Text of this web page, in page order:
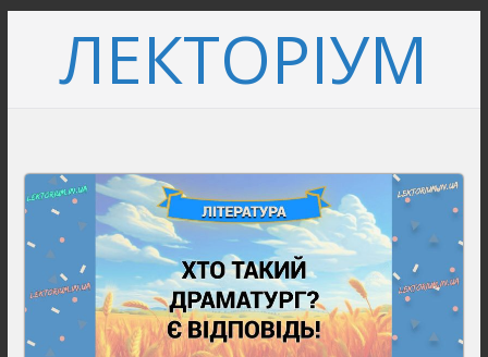
вмістуЛЕКТОРІУМ